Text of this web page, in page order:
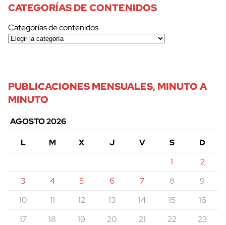
CATEGORÍAS DE CONTENIDOS
Categorías de contenidos
PUBLICACIONES MENSUALES, MINUTO A
MINUTO
AGOSTO 2026
L
M X J V S
D
1
2
3
4 5 6 7 8
9
10
11 12 13 14 15
16
17
18 19 20 21 22
23